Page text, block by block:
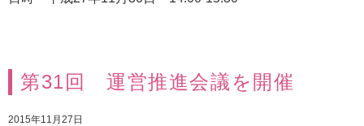
第31回 運営推進会議を開催
2015年11月27日